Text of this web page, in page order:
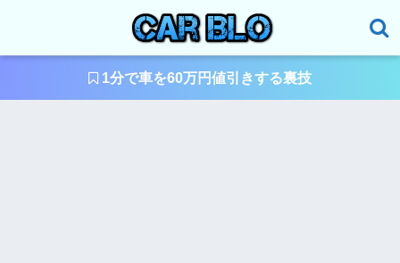
1分で車を60万円値引きする裏技